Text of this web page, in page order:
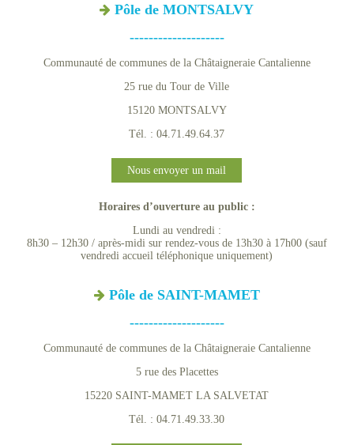
Pôle de MONTSALVY
--------------------
Communauté de communes de la Châtaigneraie Cantalienne
25 rue du Tour de Ville
15120 MONTSALVY
Tél. : 04.71.49.64.37
Nous envoyer un mail
Horaires d’ouverture au public :
Lundi au vendredi :
8h30 – 12h30 / après-midi sur rendez-vous de 13h30 à 17h00 (sauf
vendredi accueil téléphonique uniquement)
Pôle de SAINT-MAMET
--------------------
Communauté de communes de la Châtaigneraie Cantalienne
5 rue des Placettes
15220 SAINT-MAMET LA SALVETAT
Tél. : 04.71.49.33.30